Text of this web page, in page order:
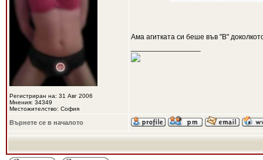
Регистриран на: 31 Авг 2006
Мнения: 34349
Местожителство: София
Ама агитката си беше във "В"
Върнете се в началото